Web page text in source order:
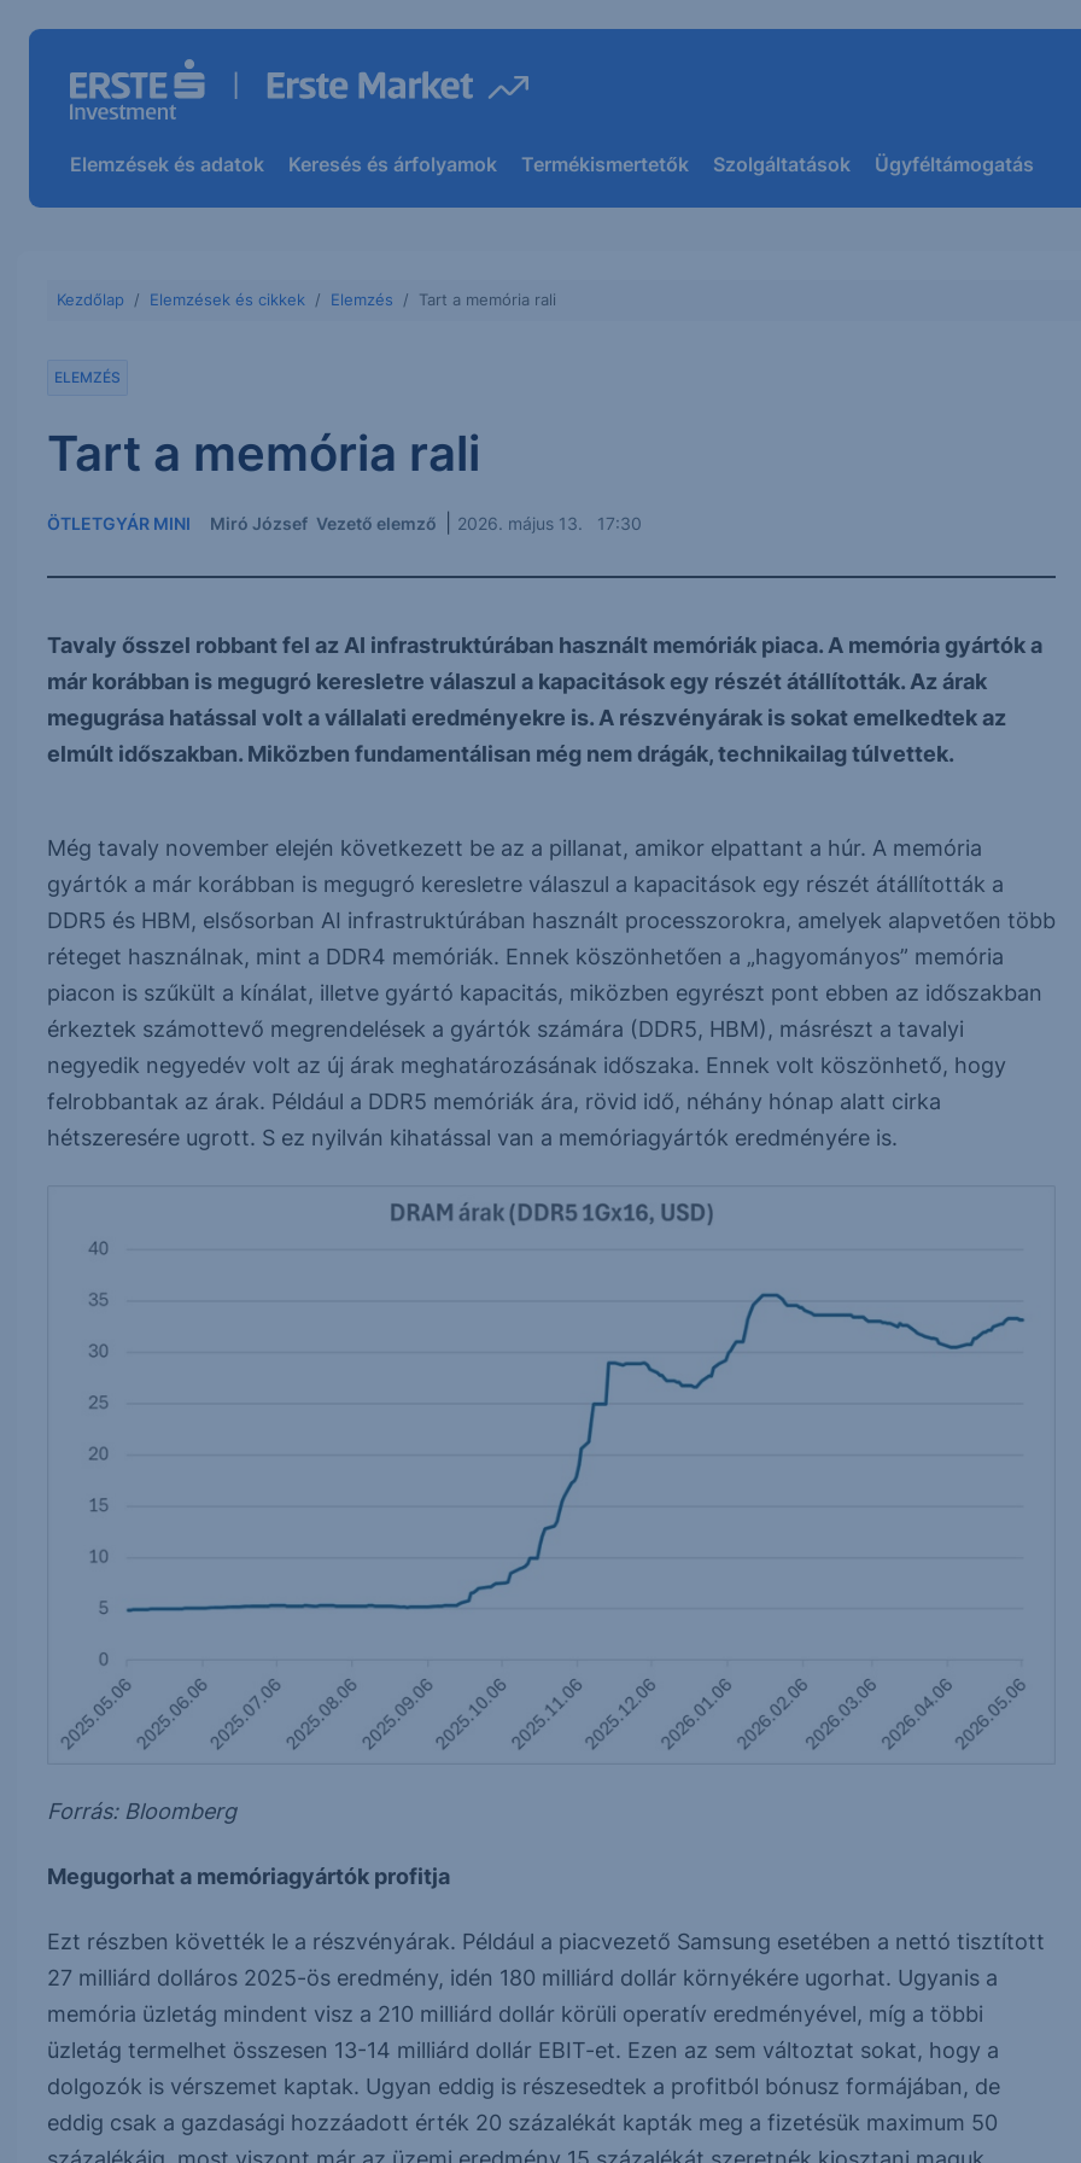
Elemzések és adatok Keresés és árfolyamok Termékismertetők Szolgáltatások Ügyféltámogatás
Kezdőlap Elemzések és cikkek Elemzés Tart a memória rali
ELEMZÉS
Tart a memória rali
ÖTLETGYÁR MINI Miró József Vezető elemző 2026. május 13. 17:30
Tavaly ősszel robbant fel az AI infrastruktúrában használt memóriák piaca. A memória gyártók a
már korábban is megugró keresletre válaszul a kapacitások egy részét átállították. Az árak
megugrása hatással volt a vállalati eredményekre is. A részvényárak is sokat emelkedtek az
elmúlt időszakban. Miközben fundamentálisan még nem drágák, technikailag túlvettek.
Még tavaly november elején következett be az a pillanat, amikor elpattant a húr. A memória
gyártók a már korábban is megugró keresletre válaszul a kapacitások egy részét átállították a
DDR5 és HBM, elsősorban AI infrastruktúrában használt processzorokra, amelyek alapvetően több
réteget használnak, mint a DDR4 memóriák. Ennek köszönhetően a „hagyományos” memória
piacon is szűkült a kínálat, illetve gyártó kapacitás, miközben egyrészt pont ebben az időszakban
érkeztek számottevő megrendelések a gyártók számára (DDR5, HBM), másrészt a tavalyi
negyedik negyedév volt az új árak meghatározásának időszaka. Ennek volt köszönhető, hogy
felrobbantak az árak. Például a DDR5 memóriák ára, rövid idő, néhány hónap alatt cirka
hétszeresére ugrott. S ez nyilván kihatással van a memóriagyártók eredményére is.
Forrás: Bloomberg
Megugorhat a memóriagyártók profitja
Ezt részben követték le a részvényárak. Például a piacvezető Samsung esetében a nettó tisztított
27 milliárd dolláros 2025-ös eredmény, idén 180 milliárd dollár környékére ugorhat. Ugyanis a
memória üzletág mindent visz a 210 milliárd dollár körüli operatív eredményével, míg a többi
üzletág termelhet összesen 13-14 milliárd dollár EBIT-et. Ezen az sem változtat sokat, hogy a
dolgozók is vérszemet kaptak. Ugyan eddig is részesedtek a profitból bónusz formájában, de
eddig csak a gazdasági hozzáadott érték 20 százalékát kapták meg a fizetésük maximum 50